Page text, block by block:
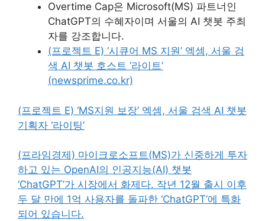
Overtime Cap은 Microsoft(MS) 파트너인
ChatGPT의 수혜자이며 서울의 AI 챗봇 주최
자를 강조합니다.
(프로젝트 E) ‘시큐어 MS 지원’ 엑셈, 서울 검
색 AI 챗봇 호스트 ‘라이트’
(newsprime.co.kr)
(프로젝트 E) ‘MS지원 보장’ 엑셈, 서울 검색 AI 챗봇
기획자 ‘라이팅’
(프라임경제) 마이크로소프트(MS)가 신중하게 투자
하고 있는 OpenAI의 인공지능(AI) 챗봇
‘ChatGPT’가 시장에서 화제다. 작년 12월 출시 이후
두 달 만에 1억 사용자를 돌파한 ‘ChatGPT’에 특화
되어 있습니다.